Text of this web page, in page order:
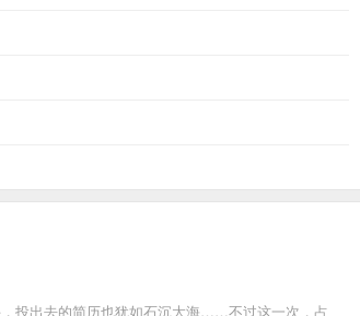
，投出去的简历也犹如石沉大海……不过这一次，占